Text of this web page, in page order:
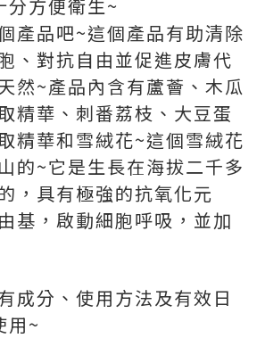
分方便衛生~
產品吧~這個產品有助清除
、對抗自由並促進皮膚代
然~產品內含有蘆薈、木瓜
精華、刺番荔枝、大豆蛋
精華和雪絨花~這個雪絨花
的~它是生長在海拔二千多
，具有極強的抗氧化元
基，啟動細胞呼吸，並加
成分、使用方法及有效日
用~